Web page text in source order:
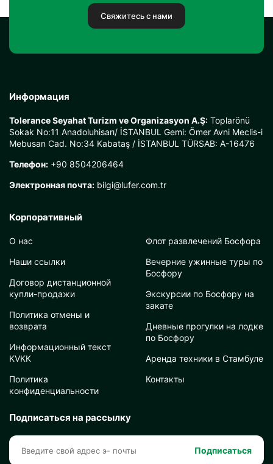
Свяжитесь с нами
Информация
Tolerance Seyahat Turizm ve Organizasyon A.Ş: Toplarönü
Sokak No:11 Anadoluhisarı/ İSTANBUL Gemi: Ömer Avni Meclis-i
Mebusan Cad. No:34 Kabataş / İSTANBUL TÜRSAB: A-16476
Телефон: +90 8504206464
Электронная почта: bilgi@lufer.com.tr
Корпоративный
О нас
Наши ссылки
Договор дистанционной
купли-продажи
Политика отмены и
возврата
Информационный текст
KVKK
Политика
конфиденциальности
Флот развлечений Босфора
Вечерние ужинные туры по
Босфору
Экскурсии по Босфору на
закате
Дневные прогулки на лодке
по Босфору
Аренда техники в Стамбуле
Контакты
Подписаться на рассылку
Подписаться